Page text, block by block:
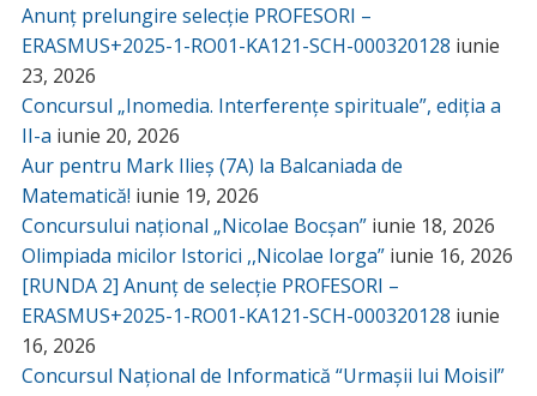
Anunț prelungire selecție PROFESORI –
ERASMUS+2025-1-RO01-KA121-SCH-000320128 iunie
23, 2026
Concursul „Inomedia. Interferențe spirituale”, ediția a
II-a iunie 20, 2026
Aur pentru Mark Ilieș (7A) la Balcaniada de
Matematică! iunie 19, 2026
Concursului național „Nicolae Bocșan” iunie 18, 2026
Olimpiada micilor Istorici ,,Nicolae Iorga” iunie 16, 2026
[RUNDA 2] Anunț de selecție PROFESORI –
ERASMUS+2025-1-RO01-KA121-SCH-000320128 iunie
16, 2026
Concursul Național de Informatică “Urmașii lui Moisil”